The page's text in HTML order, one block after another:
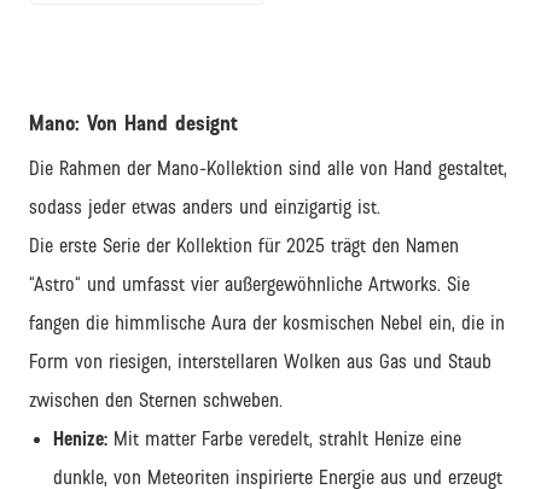
Mano: Von Hand designt
Die Rahmen der Mano-Kollektion sind alle von Hand gestaltet,
sodass jeder etwas anders und einzigartig ist.
Die erste Serie der Kollektion für 2025 trägt den Namen
“Astro“ und umfasst vier außergewöhnliche Artworks. Sie
fangen die himmlische Aura der kosmischen Nebel ein, die in
Form von riesigen, interstellaren Wolken aus Gas und Staub
zwischen den Sternen schweben.
Henize: Mit matter Farbe veredelt, strahlt Henize eine
dunkle, von Meteoriten inspirierte Energie aus und erzeugt